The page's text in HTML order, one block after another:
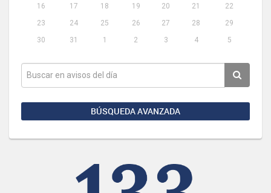
16
17 18 19 20 21
22
23
24 25 26 27 28
29
30
31 1 2 3 4 5
BÚSQUEDA AVANZADA